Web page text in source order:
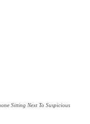
Sitting Next To Suspicious